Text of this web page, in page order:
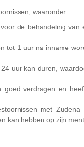
waaronder:
de behandeling van
tot 1 uur na inname
uur kan duren,
verdragen en
met
kan hebben op zijn